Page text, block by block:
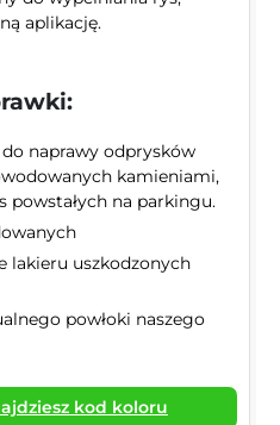
aplikację.
do naprawy odprysków
kamieniami,
powstałych na parkingu.
lakieru uszkodzonych
powłoki naszego
kod koloru